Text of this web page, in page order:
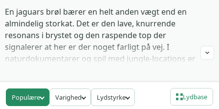
En jaguars brøl bærer en helt anden vægt end en
almindelig storkat. Det er den lave, knurrende
resonans i brystet og den raspende top der
signalerer at her er der noget farligt på vej. I
naturdokumentarer og spil med jungle-locations er
overhovedet er kommet ind i frame. Optagelserne
er fanget med god dynamisk dybde, så du kan
vælge mellem dramatisk eller dæmpet mix.
Populære Varighed Lydstyrke Lydbase